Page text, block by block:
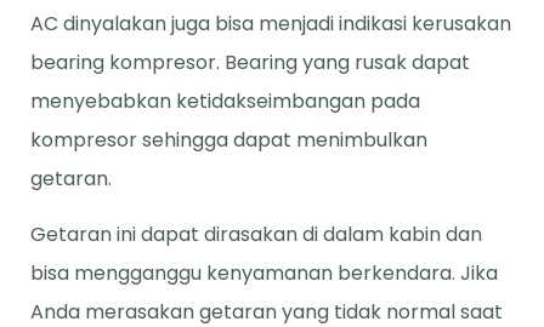
AC dinyalakan juga bisa menjadi indikasi kerusakan
bearing kompresor. Bearing yang rusak dapat
menyebabkan ketidakseimbangan pada
kompresor sehingga dapat menimbulkan
getaran.
Getaran ini dapat dirasakan di dalam kabin dan
bisa mengganggu kenyamanan berkendara. Jika
Anda merasakan getaran yang tidak normal saat